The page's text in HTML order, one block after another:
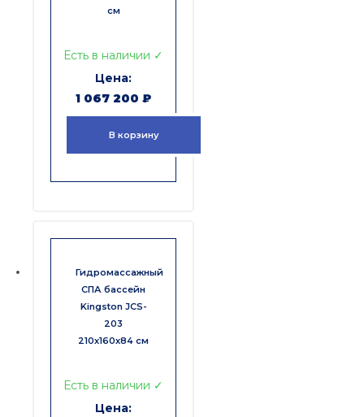
см
Есть в наличии ✓
1 067 200 ₽
В корзину
Гидромассажный
СПА бассейн
Kingston JCS-
203
210x160x84 см
Есть в наличии ✓